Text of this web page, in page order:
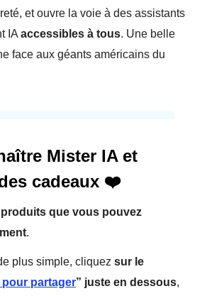
et ouvre la voie à des assistants
IA accessibles à tous. Une belle
face aux géants américains du
Mister IA et
cadeaux ❤️
que vous pouvez
.
plus simple, cliquez sur le
pour partager” juste en dessous,